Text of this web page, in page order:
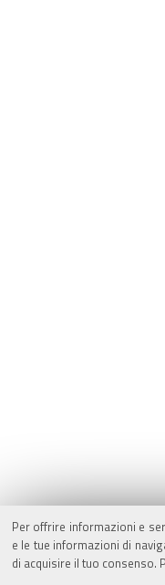
Per offrire informazioni e
e le tue informazioni di
di acquisire il tuo